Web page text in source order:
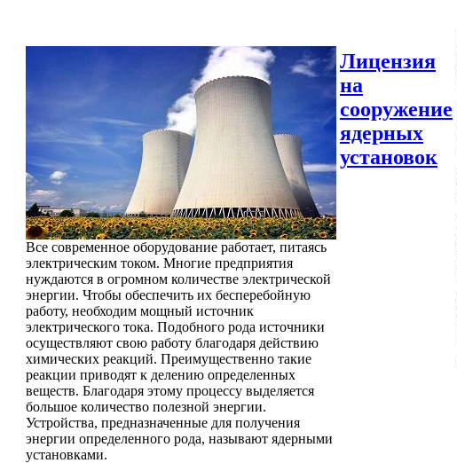
Все современное оборудование работает, питаясь
электрическим током. Многие предприятия
нуждаются в огромном количестве электрической
энергии. Чтобы обеспечить их бесперебойную
работу, необходим мощный источник
электрического тока. Подобного рода источники
осуществляют свою работу благодаря действию
химических реакций. Преимущественно такие
реакции приводят к делению определенных
веществ. Благодаря этому процессу выделяется
большое количество полезной энергии.
Устройства, предназначенные для получения
энергии определенного рода, называют ядерными
установками.
Лицензия
на
сооружение
ядерных
установок